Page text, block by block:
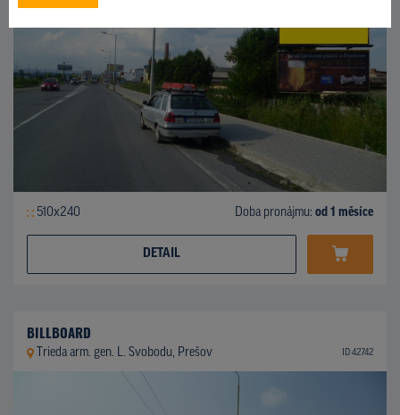
510x240 Doba pronájmu: od 1 měsíce
DETAIL
BILLBOARD
Trieda arm. gen. L. Svobodu, Prešov ID 42742